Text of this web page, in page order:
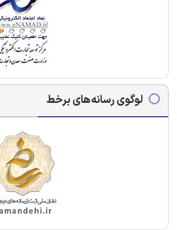
لوگوی رسانه‌های برخط